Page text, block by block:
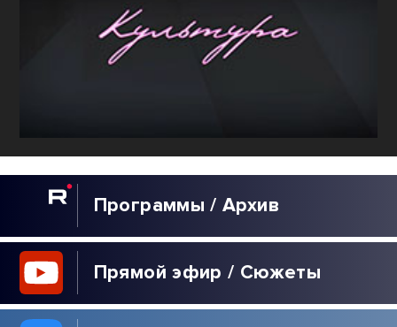
Программы / Архив
Прямой эфир / Сюжеты